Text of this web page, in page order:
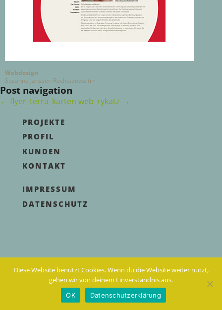
Webdesign
Susanne Janssen Rechtsanwältin
Post navigation
← flyer_terra_karten web_rykatz →
PROJEKTE
PROFIL
KUNDEN
KONTAKT
IMPRESSUM
DATENSCHUTZ
Diese Website benutzt Cookies. Wenn du die Website weiter nutzt,
gehen wir von deinem Einverständnis aus.
OK Datenschutzerklärung